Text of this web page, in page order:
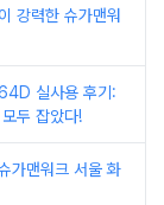
강력한 슈가맨워
실사용 후기:
두 잡았다!
가맨워크 서울 화